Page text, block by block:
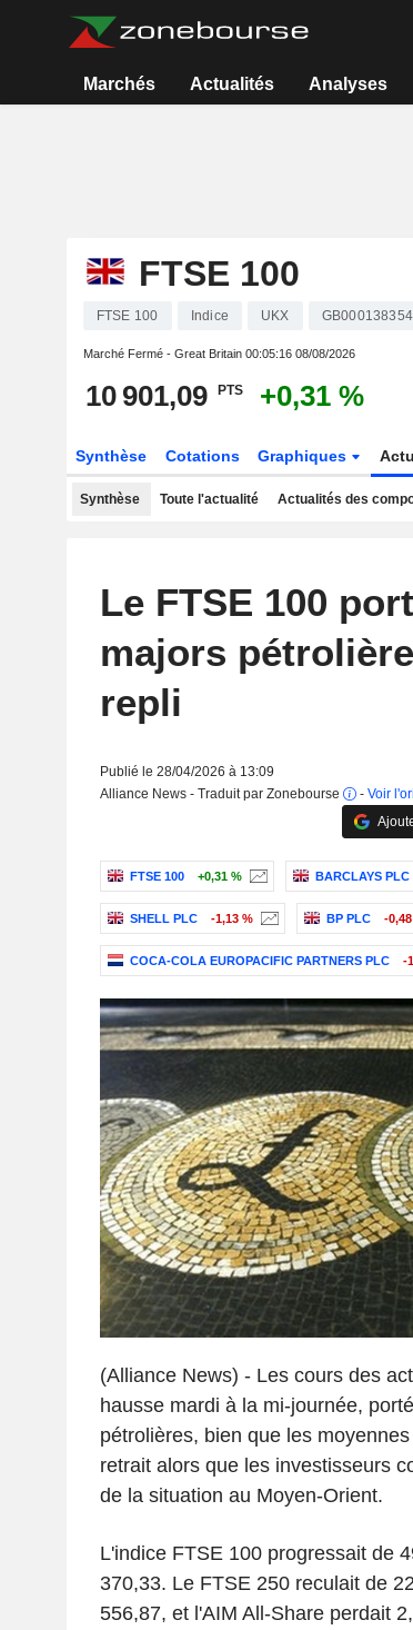
Marchés Actualités Analyses
FTSE 100
FTSE 100 Indice UKX
Marché Fermé - Great Britain 00:05:16 08/08/2026
10 901,09 PTS +0,31 %
Synthèse Cotations Graphiques
Synthèse Toute l'actualité Actualités des
Le FTSE 100
majors
repli
Publié le 28/04/2026 à 13:09
Alliance News - Traduit par Zonebourse
- Voir
FTSE 100 +0,31 % BARCLAYS PLC
SHELL PLC -1,13 % BP PLC -
COCA-COLA EUROPACIFIC PARTNERS PLC -
(Alliance News) - Les cours des
hausse mardi à la mi-journée,
pétrolières, bien que les
retrait alors que les investisseurs
de la situation au Moyen-Orient.
L'indice FTSE 100 progressait de
370,33. Le FTSE 250 reculait de
556,87, et l'AIM All-Share perdait